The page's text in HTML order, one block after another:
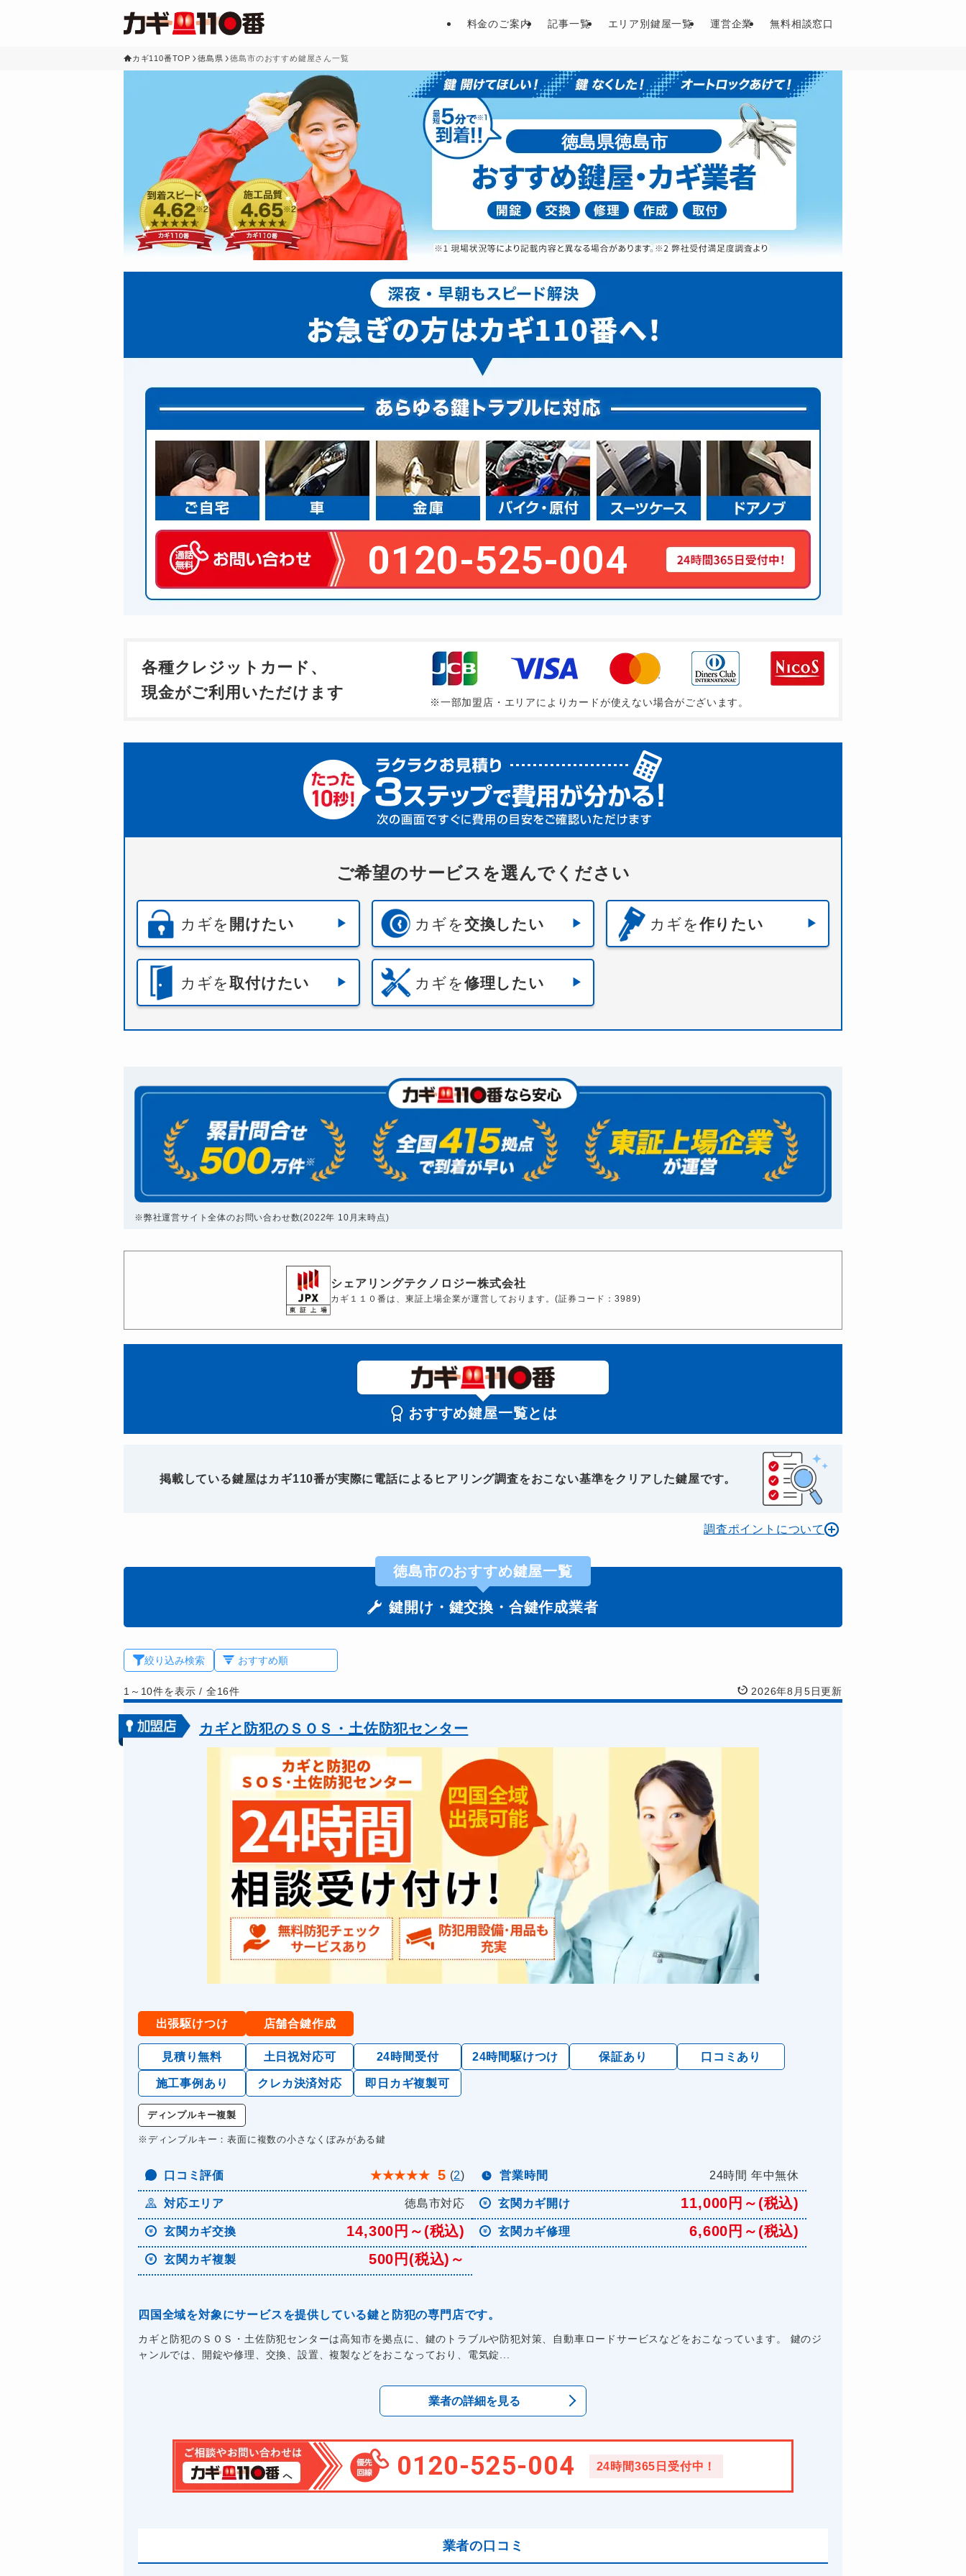
料金のご案内 記事一覧 エリア別鍵屋一覧 運営企業 無料相談窓口
カギ110番TOP 徳島県 徳島市のおすすめ鍵屋さん一覧
徳島県徳島市
0120-525-004
各種クレジットカード、
現金がご利用いただけます
※一部加盟店・エリアによりカードが使えない場合がございます。
ご希望のサービスを選んでください
カギを 開けたい カギを交換したい カギを作りたい
カギを取付けたい カギを修理したい
※弊社運営サイト全体のお問い合わせ数(2022年 10月末時点)
シェアリングテクノロジー株式会社
カギ１１０番は、東証上場企業が運営しております。(証券コード：3989)
おすすめ鍵屋一覧とは
掲載している鍵屋はカギ110番が実際に電話によるヒアリング調査をおこない基準をクリアした鍵屋です。
調査ポイントについて
徳島市のおすすめ鍵屋一覧
鍵開け・鍵交換・合鍵作成業者
絞り込み検索
1～10件を表示/ 全16件 2026年8月5日更新
カギと防犯のＳＯＳ・土佐防犯センター
出張駆けつけ 店舗合鍵作成
見積り無料 土日祝対応可 24時間受付 24時間駆けつけ 保証あり 口コミあり
施工事例あり クレカ決済対応 即日カギ複製可
ディンプルキー複製
※ディンプルキー：表面に複数の小さなくぼみがある鍵
口コミ評価 ★★★★★ 5 (2) 営業時間 24時間 年中無休
対応エリア 徳島市対応 玄関カギ開け 11,000円～(税込)
玄関カギ交換 14,300円～(税込) 玄関カギ修理 6,600円～(税込)
玄関カギ複製 500円(税込)～
四国全域を対象にサービスを提供している鍵と防犯の専門店です。
カギと防犯のＳＯＳ・土佐防犯センターは高知市を拠点に、鍵のトラブルや防犯対策、自動車ロードサービスなどをおこなっています。 鍵のジ
ャンルでは、開錠や修理、交換、設置、複製などをおこなっており、電気錠...
業者の詳細を見る
0120-525-004 24時間365日受付中！
業者の口コミ